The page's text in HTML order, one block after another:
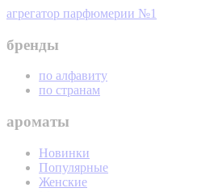
агрегатор парфюмерии №1
бренды
по алфавиту
по странам
ароматы
Новинки
Популярные
Женские